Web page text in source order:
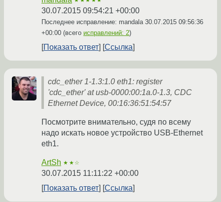
30.07.2015 09:54:21 +00:00
Последнее исправление: mandala 30.07.2015 09:56:36
+00:00 (всего исправлений: 2)
Показать ответ Ссылка
cdc_ether 1-1.3:1.0 eth1: register
'cdc_ether' at usb-0000:00:1a.0-1.3, CDC
Ethernet Device, 00:16:36:51:54:57
Посмотрите внимательно, судя по всему
надо искать новое устройство USB-Ethernet
eth1.
ArtSh ★★☆
30.07.2015 11:11:22 +00:00
Показать ответ
Ссылка